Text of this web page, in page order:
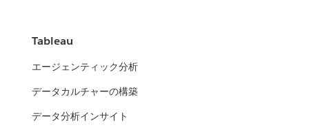
Tableau
エージェンティック分析
データカルチャーの構築
データ分析インサイト